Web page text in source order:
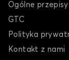
Ogólne
GTC
Polityka
Kontakt z nami